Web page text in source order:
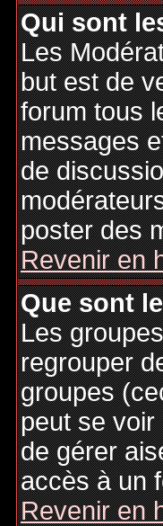
Qui sont
Les
but est de
forum tous
messages
de
poster des
Revenir en
Que sont
Les
regrouper
groupes
peut se
de gérer
accès à un
Revenir en